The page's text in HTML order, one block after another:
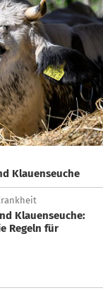
Klauenseuche
Regeln für